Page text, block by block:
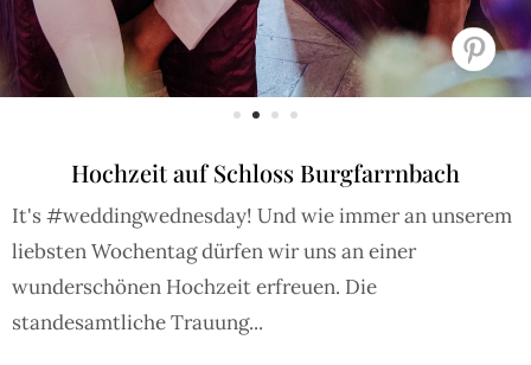
Hochzeit auf Schloss Burgfarrnbach
It's #weddingwednesday! Und wie immer an unserem
liebsten Wochentag dürfen wir uns an einer
wunderschönen Hochzeit erfreuen. Die
standesamtliche Trauung...